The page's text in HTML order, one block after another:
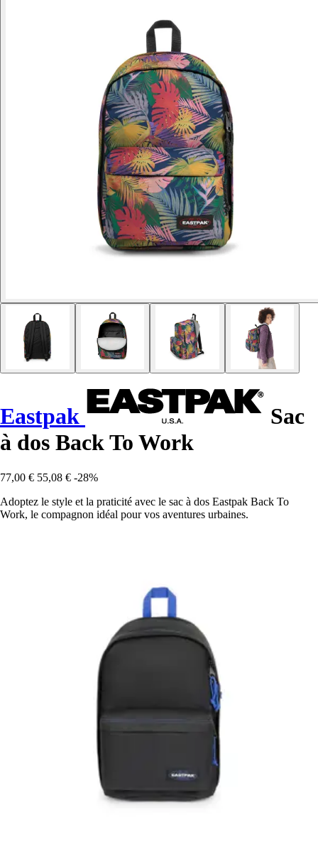
Eastpak
Sac
à dos Back To Work
77,00 € 55,08 € -28%
Adoptez le style et la praticité avec le sac à dos Eastpak Back To
Work, le compagnon idéal pour vos aventures urbaines.